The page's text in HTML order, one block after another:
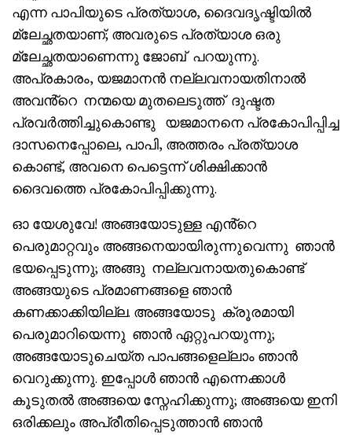
എന്ന പാപിയുടെ പ്രത്യാശ, ദൈവദൃഷ്ടിയിൽ
മ്ലേച്ഛതയാണ്; അവരുടെ പ്രത്യാശ ഒരു
മ്ലേച്ഛതയാണെന്നു ജോബ് പറയുന്നു.
അപ്രകാരം, യജമാനൻ നല്ലവനായതിനാൽ
അവൻ്റെ നന്മയെ മുതലെടുത്ത് ദുഷ്ടത
പ്രവർത്തിച്ചുകൊണ്ടു യജമാനനെ പ്രകോപിപ്പിച്ച
ദാസനെപ്പോലെ, പാപി, അത്തരം പ്രത്യാശ
കൊണ്ട്, അവനെ പെട്ടെന്ന് ശിക്ഷിക്കാൻ
ദൈവത്തെ പ്രകോപിപ്പിക്കുന്നു.
ഓ യേശുവേ! അങ്ങയോടുള്ള എൻ്റെ
പെരുമാറ്റവും അങ്ങനെയായിരുന്നുവെന്നു ഞാൻ
ഭയപ്പെടുന്നു; അങ്ങു നല്ലവനായതുകൊണ്ട്
അങ്ങയുടെ പ്രമാണങ്ങളെ ഞാൻ
കണക്കാക്കിയില്ല. അങ്ങയോടു ക്രൂരമായി
പെരുമാറിയെന്നു ഞാൻ ഏറ്റുപറയുന്നു;
അങ്ങയോടുചെയ്ത പാപങ്ങളെല്ലാം ഞാൻ
വെറുക്കുന്നു. ഇപ്പോൾ ഞാൻ എന്നെക്കാൾ
കൂടുതൽ അങ്ങയെ സ്നേഹിക്കുന്നു; അങ്ങയെ ഇനി
ഒരിക്കലും അപ്രീതിപ്പെടുത്താൻ ഞാൻ